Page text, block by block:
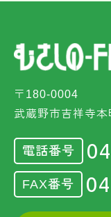
〒180-0004
武蔵野市吉祥寺
電話番号
FAX番号